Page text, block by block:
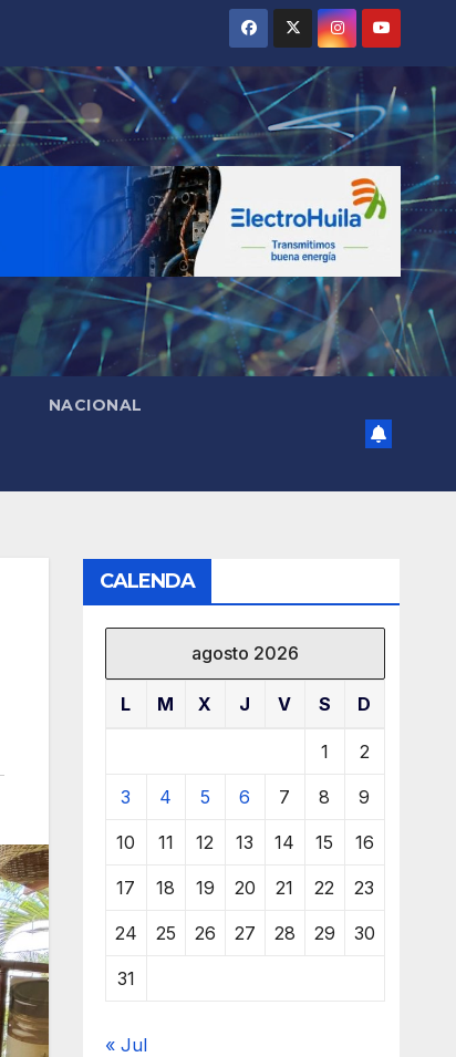
NACIONAL
CALENDA
agosto 2026
L M X J V S D
1 2
3 4 5 6 7 8 9
10 11 12 13 14 15 16
17 18 19 20 21 22 23
24 25 26 27 28 29 30
31
« Jul